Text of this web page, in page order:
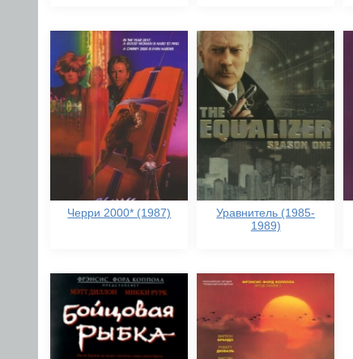
Черри 2000* (1987)
Уравнитель (1985-
1989)